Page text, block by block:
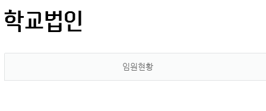
결산공고
추경예산공고
학교법인
임원현황